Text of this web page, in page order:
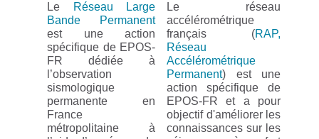
Le
Réseau Large
Bande Permanent
est une action
spécifique de EPOS-
FR dédiée à
l’observation
sismologique
permanente en
France
métropolitaine à
Le réseau
accélérométrique
français (RAP,
Réseau
Accélérométrique
Permanent) est une
action spécifique de
EPOS-FR et a pour
objectif d'améliorer les
connaissances sur les